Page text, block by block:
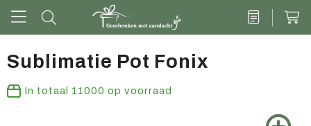
Sublimatie Pot Fonix
In totaal 11000 op voorraad